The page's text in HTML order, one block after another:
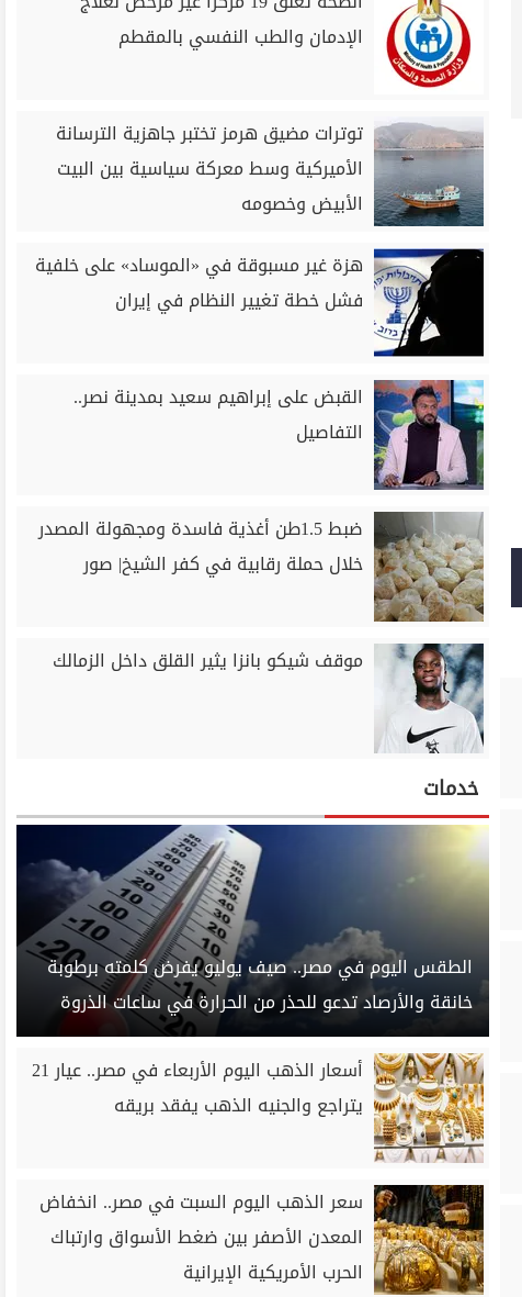
الإدمان والطب النفسي بالمقطم
توترات مضيق هرمز تختبر جاهزية الترسانة
الأميركية وسط معركة سياسية بين البيت
الأبيض وخصومه
هزة غير مسبوقة في «الموساد» على خلفية
فشل خطة تغيير النظام في إيران
القبض على إبراهيم سعيد بمدينة نصر..
التفاصيل
ضبط 1.5طن أغذية فاسدة ومجهولة المصدر
خلال حملة رقابية في كفر الشيخ| صور
موقف شيكو بانزا يثير القلق داخل الزمالك
خدمات
الطقس اليوم في مصر.. صيف يوليو يفرض كلمته برطوبة
خانقة والأرصاد تدعو للحذر من الحرارة في ساعات الذروة
أسعار الذهب اليوم الأربعاء في مصر.. عيار 21
يتراجع والجنيه الذهب يفقد بريقه
سعر الذهب اليوم السبت في مصر.. انخفاض
المعدن الأصفر بين ضغط الأسواق وارتباك
الحرب الأمريكية الإيرانية